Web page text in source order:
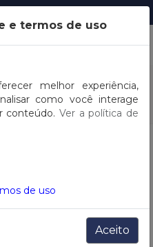
e termos de uso
melhor experiência,
como você interage
conteúdo. Ver a política de
de uso
Aceito